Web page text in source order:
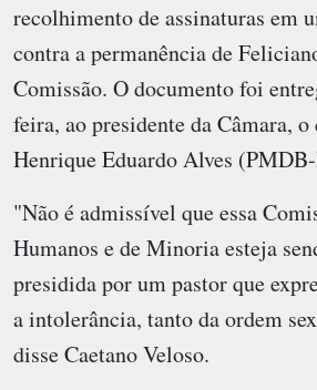
recolhimento de assinaturas em
contra a permanência de
Comissão. O documento foi
feira, ao presidente da Câmara, o
Henrique Eduardo Alves
"Não é admissível que essa
Humanos e de Minoria esteja
presidida por um pastor que
a intolerância, tanto da ordem
disse Caetano Veloso.